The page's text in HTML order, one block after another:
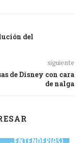
del
siguiente
de Disney con cara
de nalga